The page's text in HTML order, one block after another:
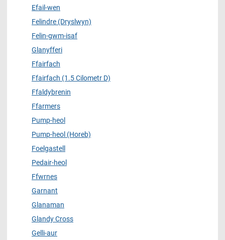
Efail-wen
Felindre (Dryslwyn)
Felin-gwm-isaf
Glanyfferi
Ffairfach
Ffairfach (1.5 Cilometr D)
Ffaldybrenin
Ffarmers
Pump-heol
Pump-heol (Horeb)
Foelgastell
Pedair-heol
Ffwrnes
Garnant
Glanaman
Glandy Cross
Gelli-aur